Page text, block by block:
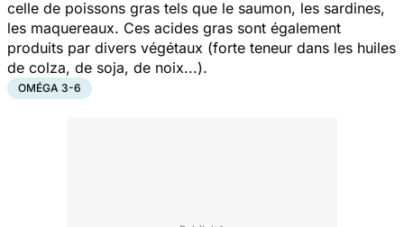
celle de poissons gras tels que le saumon, les sardines,
les maquereaux. Ces acides gras sont également
produits par divers végétaux (forte teneur dans les huiles
de colza, de soja, de noix...).
OMÉGA 3-6